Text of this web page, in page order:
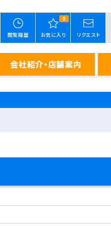
閲覧履歴
0
お気に入り リクエスト
会社紹介・店舗案内